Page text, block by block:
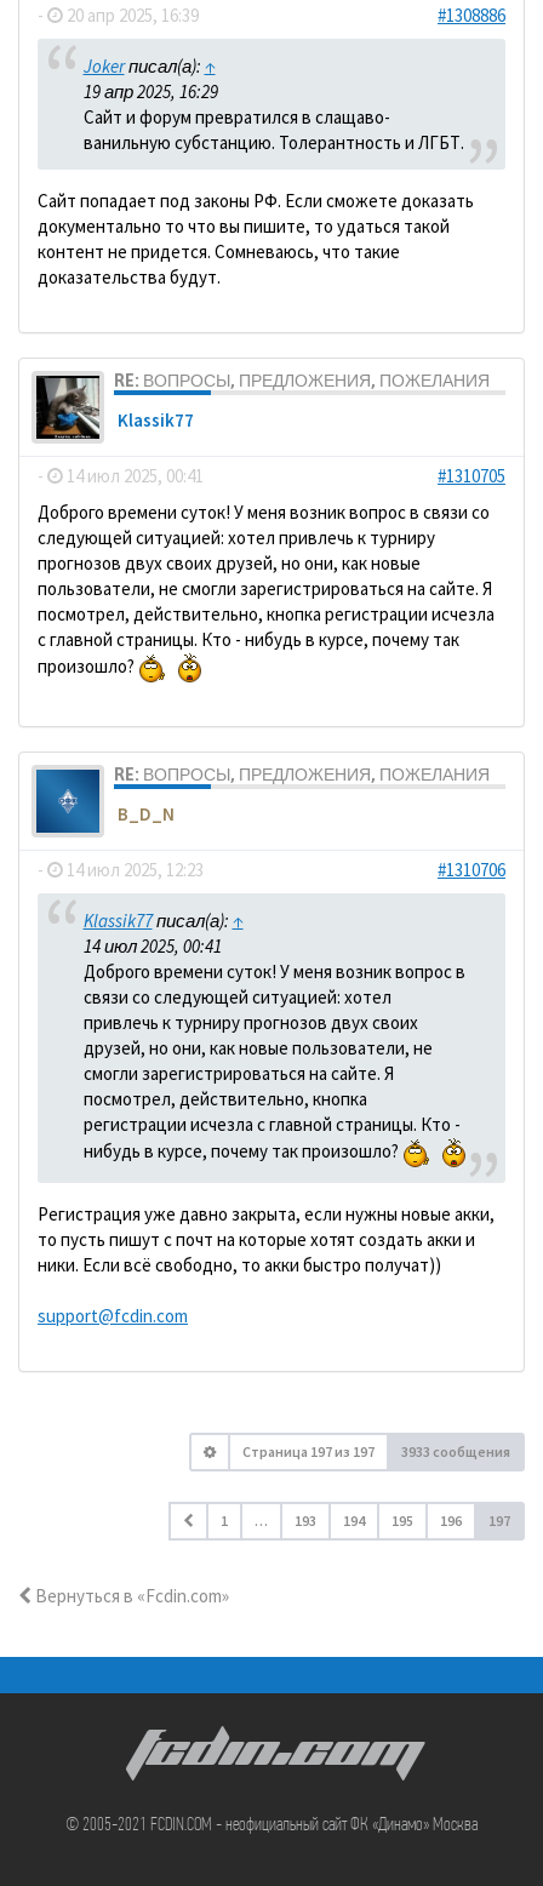
- 20 апр 2025, 16:39 #1308886
Jokerписал(а): ↑
19 апр 2025, 16:29
Сайт и форум превратился в слащаво-
ванильную субстанцию. Толерантность и ЛГБТ.
Сайт попадает под законы РФ. Если сможете доказать
документально то что вы пишите, то удаться такой
контент не придется. Сомневаюсь, что такие
доказательства будут.
RE: ВОПРОСЫ, ПРЕДЛОЖЕНИЯ, ПОЖЕЛАНИЯ
Klassik77
- 14 июл 2025, 00:41
#1310705
Доброго времени суток! У меня возник вопрос в связи со
следующей ситуацией: хотел привлечь к турниру
прогнозов двух своих друзей, но они, как новые
пользователи, не смогли зарегистрироваться на сайте. Я
посмотрел, действительно, кнопка регистрации исчезла
с главной страницы. Кто - нибудь в курсе, почему так
произошло?
RE: ВОПРОСЫ, ПРЕДЛОЖЕНИЯ, ПОЖЕЛАНИЯ
B_D_N
- 14 июл 2025, 12:23 #1310706
Klassik77писал(а): ↑
14 июл 2025, 00:41
Доброго времени суток! У меня возник вопрос в
связи со следующей ситуацией: хотел
привлечь к турниру прогнозов двух своих
друзей, но они, как новые пользователи, не
смогли зарегистрироваться на сайте. Я
посмотрел, действительно, кнопка
регистрации исчезла с главной страницы. Кто -
нибудь в курсе, почему так произошло?
Регистрация уже давно закрыта, если нужны новые акки,
то пусть пишут с почт на которые хотят создать акки и
ники. Если всё свободно, то акки быстро получат))
support@fcdin.com
Страница 197из 197 3933 сообщения
1 … 193 194 195 196 197
Вернуться в «Fcdin.com»
FCDIN.COM
© 2005-2021 FCDIN.COM - неофициальный сайт ФК «Динамо» Москва